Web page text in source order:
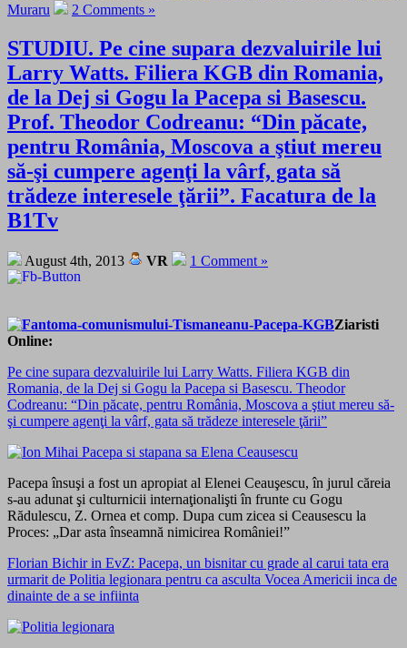
Muraru
2 Comments »
STUDIU. Pe cine supara dezvaluirile lui
Larry Watts. Filiera KGB din Romania,
de la Dej si Gogu la Pacepa si Basescu.
Prof. Theodor Codreanu: “Din păcate,
pentru România, Moscova a ştiut mereu
să-şi cumpere agenţi la vârf, gata să
trădeze interesele ţării”. Facatura de la
B1Tv
August 4th, 2013 VR 1 Comment »
Ziaristi
Online:
Pe cine supara dezvaluirile lui Larry Watts. Filiera KGB din
Romania, de la Dej si Gogu la Pacepa si Basescu. Theodor
Codreanu: “Din păcate, pentru România, Moscova a ştiut mereu să-
şi cumpere agenţi la vârf, gata să trădeze interesele ţării”
Pacepa însuşi a fost un apropiat al Elenei Ceauşescu, în jurul căreia
s-au adunat şi culturnicii internaţionalişti în frunte cu Gogu
Rădulescu, Z. Ornea et comp. Dupa cum zicea si Ceausescu la
Proces: „Dar asta înseamnă nimicirea României!”
Florian Bichir in EvZ: Pacepa, un bisnitar cu grade al carui tata era
urmarit de Politia legionara pentru ca asculta Vocea Americii inca de
dinainte de a se infiinta